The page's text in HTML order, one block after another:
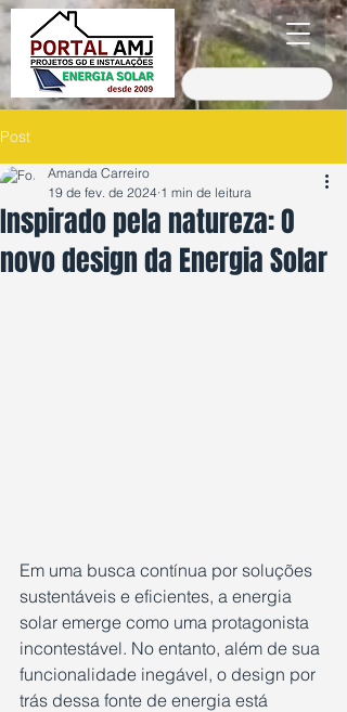
Post
Inspirado pela natureza: O
novo design da Energia Solar
Amanda Carreiro
19 de fev. de 2024 1 min de leitura
Em uma busca contínua por soluções
sustentáveis e eficientes, a energia
solar emerge como uma protagonista
incontestável. No entanto, além de sua
funcionalidade inegável, o design por
trás dessa fonte de energia está